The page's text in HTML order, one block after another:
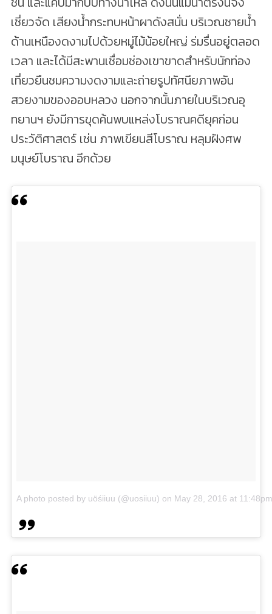
เชี่ยวจัด เสียงน้ำกระทบหน้าผาดังสนั่น บริเวณชายน้ำ
ด้านเหนืองดงามไปด้วยหมู่ไม้น้อยใหญ่ ร่มรื่นอยู่ตลอด
เวลา และได้มีสะพานเชื่อมช่องเขาขาดสำหรับนักท่อง
เที่ยวยืนชมความงดงามและถ่ายรูปทัศนียภาพอัน
สวยงามของออบหลวง นอกจากนั้นภายในบริเวณอุ
ทยานฯ ยังมีการขุดค้นพบแหล่งโบราณคดียุคก่อน
ประวัติศาสตร์ เช่น ภาพเขียนสีโบราณ หลุมฝังศพ
มนุษย์โบราณ อีกด้วย
A photo posted by uöśiiuu (@uosiiuu) on May 28, 2016 at